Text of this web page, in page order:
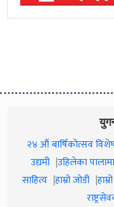
२४ औं बार्षिकोत्सव
उद्यमी उहिलेका पालामा
साहित्य हाम्रो जाेडी